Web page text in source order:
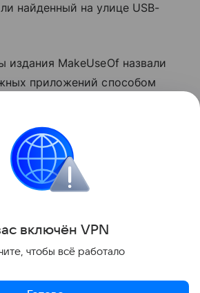
найденный на улице USB-
издания MakeUseOf назвали
приложений способом
Поделиться
включён VPN
чтобы всё работало